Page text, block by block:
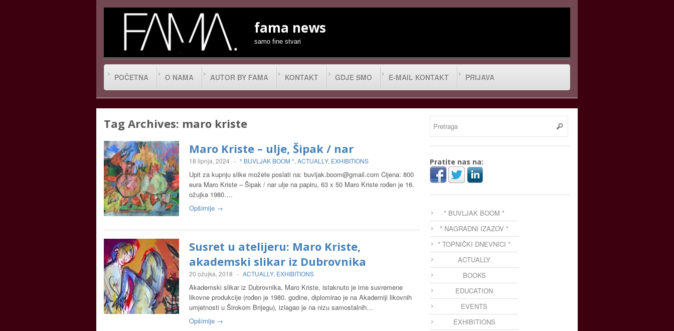
fama news
samo fine stvari
POČETNA O NAMA AUTOR BY FAMA KONTAKT GDJE SMO E-MAIL KONTAKT PRIJAVA
Tag Archives: maro kriste
Maro Kriste – ulje, Šipak / nar
18 lipnja, 2024 - * BUVLJAK BOOM *, ACTUALLY, EXHIBITIONS
Upit za kupnju slike možete poslati na: buvljak.boom@gmail.com Cijena: 800
eura Maro Kriste – Šipak / nar ulje na papiru, 63 x 50 Maro Kriste rođen je 16.
ožujka 1980….
Opširnije →
Susret u atelijeru: Maro Kriste,
akademski slikar iz Dubrovnika
20 ožujka, 2018 - ACTUALLY, EXHIBITIONS
Akademski slikar iz Dubrovnika, Maro Kriste, istaknuto je ime suvremene
likovne produkcije (rođen je 1980. godine, diplomirao je na Akademiji likovnih
umjetnosti u Širokom Brijegu), izlagao je na nizu samostalnih…
Opširnije →
Pratite nas na:
* BUVLJAK BOOM *
* NAGRADNI IZAZOV *
* TOPNIČKI DNEVNICI *
ACTUALLY
BOOKS
EDUCATION
EVENTS
EXHIBITIONS